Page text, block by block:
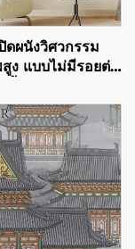
ดผนังวิศวกรรม
ง แบบไม่มีรอยต่อ
น วัสดุปิดผนังโทน
บสำหรับใช้ในบ้าน
ตล์หรูหราแบบเบา
ตรงจากโรงงาน